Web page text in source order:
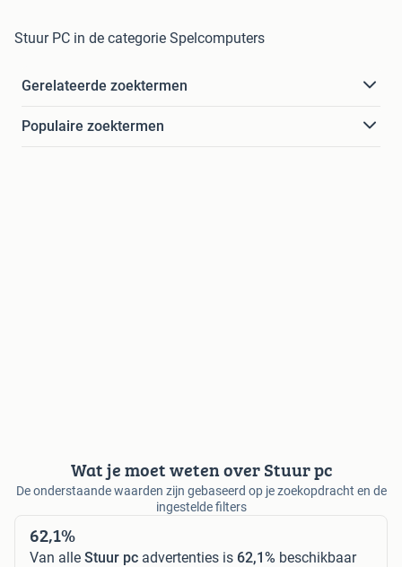
Stuur PC in de categorie Spelcomputers
Gerelateerde zoektermen
Populaire zoektermen
Wat je moet weten over Stuur pc
De onderstaande waarden zijn gebaseerd op je zoekopdracht en de
ingestelde filters
62,1%
Van alle Stuur pc advertenties is 62,1% beschikbaar